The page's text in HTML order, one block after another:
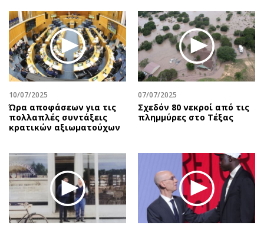
Εικαστικά
Βιβλίο
Χειρόγραφα
Προσφορές
Προσωπικότητες στην ''Κ''
Επιστολές
10/07/2025
Ώρα αποφάσεων για τις
πολλαπλές συντάξεις
κρατικών αξιωματούχων
07/07/2025
Σχεδόν 80 νεκροί από τις
πλημμύρες στο Τέξας